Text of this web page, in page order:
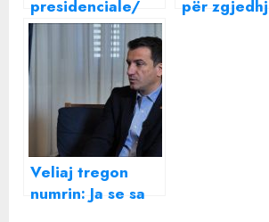
presidenciale/
Analiza e DW: A
do të ketë në
Serbi një
kandidat të
përbashkët
opozitar kundër
Vuçiçit?
për
Veliaj tregon
numrin: Ja se sa